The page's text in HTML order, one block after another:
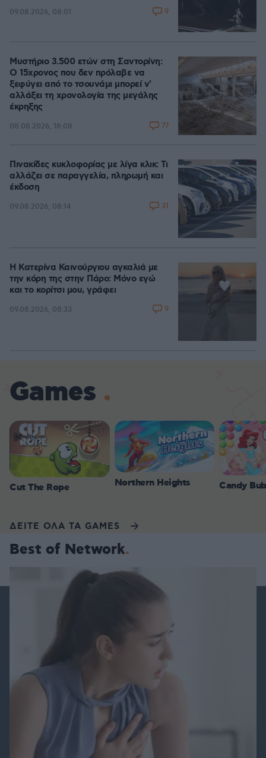
09.08.2026, 08:01 9
Μυστήριο 3.500 ετών στη Σαντορίνη:
Ο 15χρονος που δεν πρόλαβε να
ξεφύγει από το τσουνάμι μπορεί ν'
αλλάξει τη χρονολογία της μεγάλης
έκρηξης
08.08.2026, 18:08 77
Πινακίδες κυκλοφορίας με λίγα κλικ: Τι
αλλάζει σε παραγγελία, πληρωμή και
έκδοση
09.08.2026, 08:14 31
Η Κατερίνα Καινούργιου αγκαλιά με
την κόρη της στην Πάρο: Μόνο εγώ
και το κορίτσι μου, γράφει
09.08.2026, 08:33 9
Games
Cut The Rope Northern Heights Candy
ΔΕΙΤΕ ΟΛΑ ΤΑ GAMES
Best of Network